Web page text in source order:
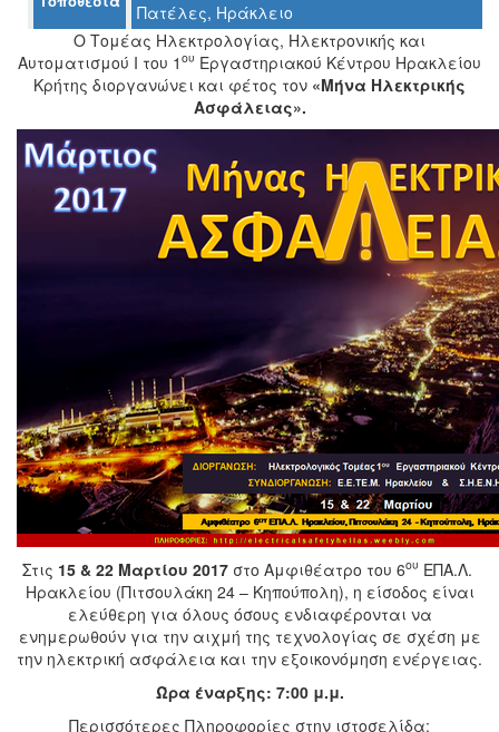
ΔΗΜΟΣ
Πατέλες, Ηράκλειο
Ο Tομέας Ηλεκτρολογίας, Ηλεκτρονικής και
Αυτοματισμού I του 1 ου Εργαστηριακού Κέντρου Ηρακλείου
Κρήτης διοργανώνει και φέτος τον «Μήνα Ηλεκτρικής
Ασφάλειας».
Στις 15 & 22 Μαρτίου 2017 στο Αμφιθέατρο του 6ου ΕΠΑ.Λ.
Ηρακλείου (Πιτσουλάκη 24 – Κηπούπολη), η είσοδος είναι
ελεύθερη για όλους όσους ενδιαφέρονται να
ενημερωθούν για την αιχμή της τεχνολογίας σε σχέση με
την ηλεκτρική ασφάλεια και την εξοικονόμηση ενέργειας.
Ώρα έναρξης: 7:00 μ.μ.
Περισσότερες Πληροφορίες στην ιστοσελίδα: